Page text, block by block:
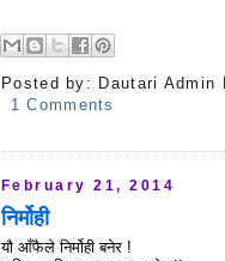
Posted by: Dautari Admin
1 Comments
February 21, 2014
निर्मोही
यौ आँफैले निर्मोही बनेर !